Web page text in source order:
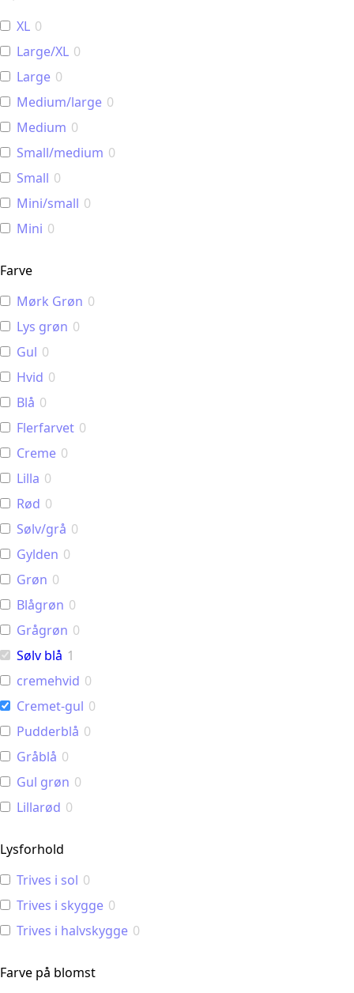
XL 0
Large/XL 0
Large 0
Medium/large 0
Medium 0
Small/medium 0
Small 0
Mini/small 0
Mini 0
Farve
Mørk Grøn 0
Lys grøn 0
Gul 0
Hvid 0
Blå 0
Flerfarvet 0
Creme 0
Lilla 0
Rød 0
Sølv/grå 0
Gylden 0
Grøn 0
Blågrøn 0
Grågrøn 0
Sølv blå 1
cremehvid 0
Cremet-gul 0
Pudderblå 0
Gråblå 0
Gul grøn 0
Lillarød 0
Lysforhold
Trives i sol 0
Trives i skygge 0
Trives i halvskygge 0
Farve på blomst